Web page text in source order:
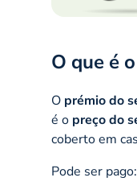
O que é
O prémio do
é o preço do
coberto em
Pode ser pago: